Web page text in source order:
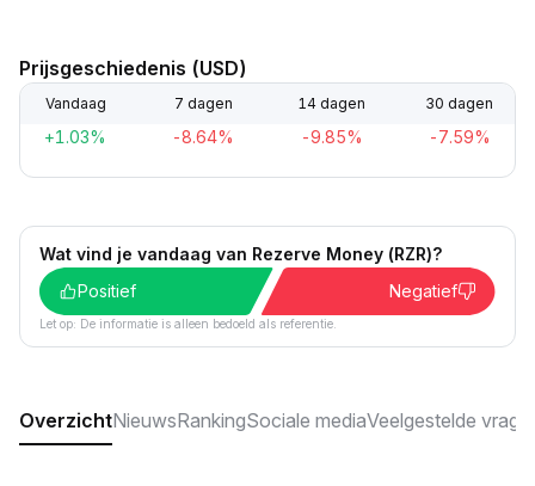
Prijsgeschiedenis (USD)
Vandaag 7 dagen 14 dagen 30 dagen
+1.03% -8.64% -9.85% -7.59%
Wat vind je vandaag van Rezerve Money (RZR)?
Positief
Negatief
Let op: De informatie is alleen bedoeld als referentie.
OverzichtNieuwsRankingSociale mediaVeelgestelde